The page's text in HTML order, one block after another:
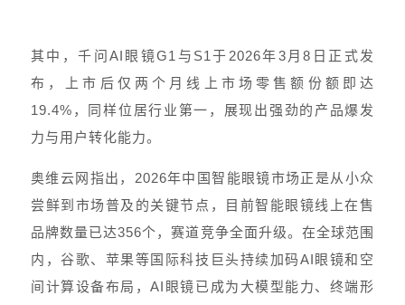
其中，千问AI眼镜G1与S1于2026年3月8日正式发
布，上市后仅两个月线上市场零售额份额即达
19.4%，同样位居行业第一，展现出强劲的产品爆发
力与用户转化能力。
奥维云网指出，2026年中国智能眼镜市场正是从小众
尝鲜到市场普及的关键节点，目前智能眼镜线上在售
品牌数量已达356个，赛道竞争全面升级。在全球范围
内，谷歌、苹果等国际科技巨头持续加码AI眼镜和空
间计算设备布局，AI眼镜已成为大模型能力、终端形